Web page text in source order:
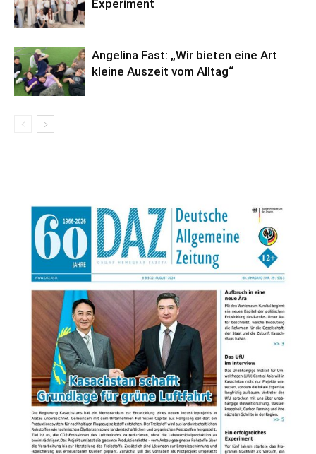
Experiment
Angelina Fast: „Wir bieten eine Art
kleine Auszeit vom Alltag“